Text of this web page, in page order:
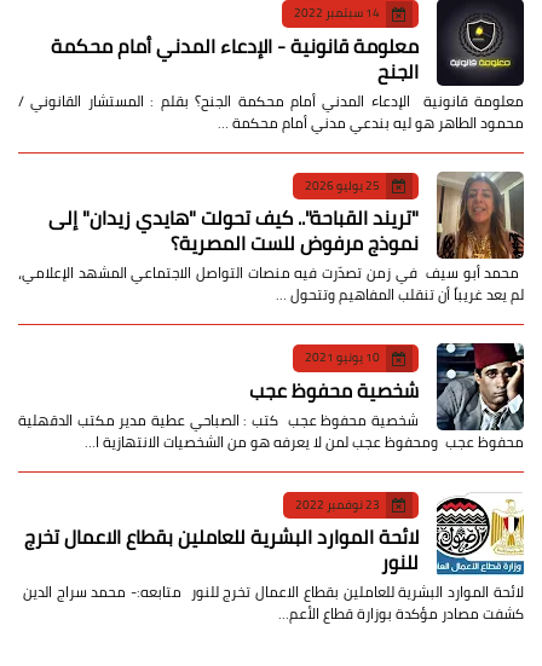
14 سبتمبر 2022
معلومة قانونية - الإدعاء المدني أمام محكمة
الجنح
معلومة قانونية الإدعاء المدني أمام محكمة الجنح؟ بقلم : المستشار القانوني /
محمود الطاهر هو ليه بندعي مدني أمام محكمة …
25 يوليو 2026
​"تريند القباحة".. كيف تحولت "هايدي زيدان" إلى
نموذج مرفوض للست المصرية؟
​ محمد أبو سيف ​في زمن تصدّرت فيه منصات التواصل الاجتماعي المشهد الإعلامي،
لم يعد غريباً أن تنقلب المفاهيم وتتحول …
10 يونيو 2021
شخصية محفوظ عجب
شخصية محفوظ عجب كتب : الصباحي عطية مدير مكتب الدقهلية
محفوظ عجب ومحفوظ عجب لمن لا يعرفه هو من الشخصيات الانتهازية ا…
23 نوفمبر 2022
لائحة الموارد البشرية للعاملين بقطاع الاعمال تخرج
للنور
لائحة الموارد البشرية للعاملين بقطاع الاعمال تخرج للنور متابعه:- محمد سراج الدين
كشفت مصادر مؤكدة بوزارة قطاع الأعم…